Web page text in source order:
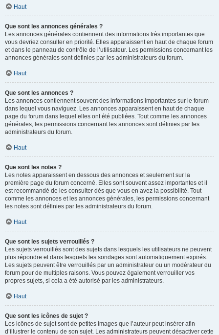
Haut
Que sont les annonces générales ?
Les annonces générales contiennent des informations très importantes que
vous devriez consulter en priorité. Elles apparaissent en haut de chaque forum
et dans le panneau de contrôle de l’utilisateur. Les permissions concernant les
annonces générales sont définies par les administrateurs du forum.
Haut
Que sont les annonces ?
Les annonces contiennent souvent des informations importantes sur le forum
dans lequel vous naviguez. Les annonces apparaissent en haut de chaque
page du forum dans lequel elles ont été publiées. Tout comme les annonces
générales, les permissions concernant les annonces sont définies par les
administrateurs du forum.
Haut
Que sont les notes ?
Les notes apparaissent en dessous des annonces et seulement sur la
première page du forum concerné. Elles sont souvent assez importantes et il
est recommandé de les consulter dès que vous en avez la possibilité. Tout
comme les annonces et les annonces générales, les permissions concernant
les notes sont définies par les administrateurs du forum.
Haut
Que sont les sujets verrouillés ?
Les sujets verrouillés sont des sujets dans lesquels les utilisateurs ne peuvent
plus répondre et dans lesquels les sondages sont automatiquement expirés.
Les sujets peuvent être verrouillés par un administrateur ou un modérateur du
forum pour de multiples raisons. Vous pouvez également verrouiller vos
propres sujets, si cela a été autorisé par les administrateurs.
Haut
Que sont les icônes de sujet ?
Les icônes de sujet sont de petites images que l’auteur peut insérer afin
d’illustrer le contenu de son sujet. Les administrateurs peuvent désactiver cette